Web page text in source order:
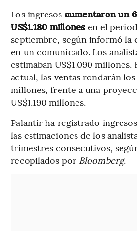
Los ingresos aumentaron un
US$1.180 millonesen el
septiembre, según informó la
en un comunicado. Los
estimaban US$1.090
actual, las ventas rondarán los
millones, frente a una
US$1.190 millones.
Palantir ha registrado
las estimaciones de los
trimestres consecutivos,
recopilados por Bloomberg.